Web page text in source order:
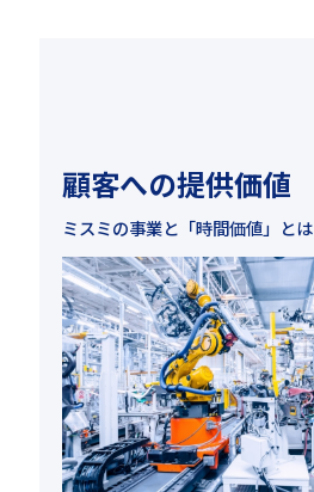
顧客への提供価値
ミスミの事業と「時間価値」とは